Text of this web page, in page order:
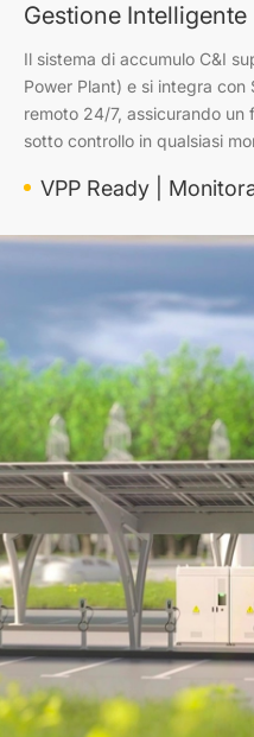
Gestione Intelligente
Il sistema di accumulo C&I
Power Plant) e si integra
remoto 24/7, assicurando
sotto controllo in qualsiasi
VPP Ready |